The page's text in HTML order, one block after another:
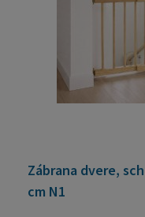
Zábrana dvere,
cm N1